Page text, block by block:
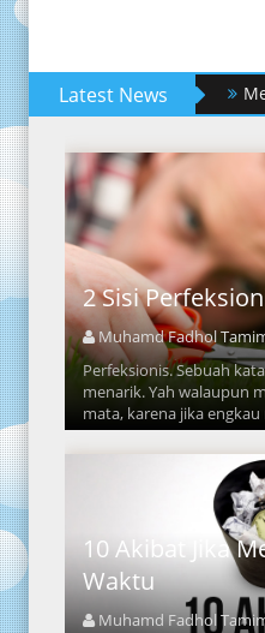
Latest News
2 Sisi
Muhamd Fadhol
Perfeksionis. Sebuah
menarik. Yah walaupun
mata, karena jika
10 Akibat Jika
Waktu
Muhamd Fadhol